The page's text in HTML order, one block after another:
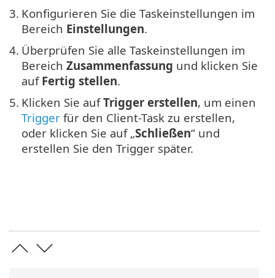
3. Konfigurieren Sie die Taskeinstellungen im
Bereich Einstellungen.
4. Überprüfen Sie alle Taskeinstellungen im
Bereich Zusammenfassung und klicken Sie
auf Fertig stellen.
5. Klicken Sie aufTrigger erstellen, um einen
Trigger für den Client-Task zu erstellen,
oder klicken Sie auf „Schließen“ und
erstellen Sie den Trigger später.